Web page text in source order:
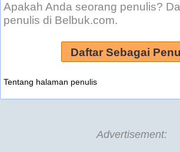
Apakah Anda seorang penulis?
penulis di Belbuk.com.
Daftar Sebagai
Tentang halaman penulis
Advertisement: